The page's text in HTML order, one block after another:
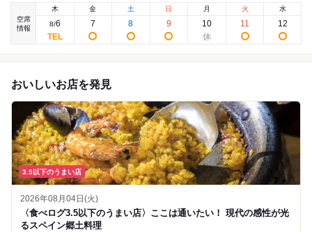
空席
情報
木
8/6
金
7
土
8
日
9
月
10
火
11
水
12
おいしいお店を発見
3.5以下のうまい店
2026年08月04日(火)
〈食べログ3.5以下のうまい店〉ここは通いたい！ 現代の感性が光
るスペイン郷土料理